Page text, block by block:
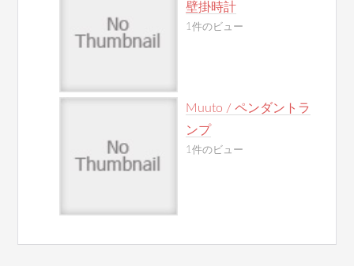
壁掛時計
1件のビュー
Muuto / ペンダントラ
ンプ
1件のビュー